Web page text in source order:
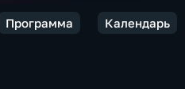
Программа Календарь